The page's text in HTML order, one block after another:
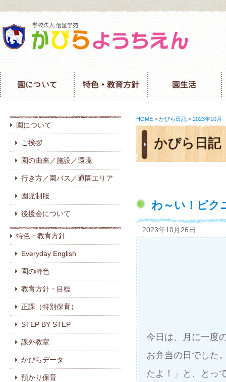
園について
ご挨拶
園の由来／施設／環境
行き方／園バス／通園エリア
園児制服
後援会について
特色・教育方針
Everyday English
園の特色
教育方針・目標
正課（特別保育）
STEP BY STEP
課外教室
かぴらデータ
預かり保育
HOME > かぴら日記 > 2023年10月
かぴら日記
わ～い！ピク
2023年10月26日
今日は、月に一度
お弁当の日でした
たよ！」と、とっ